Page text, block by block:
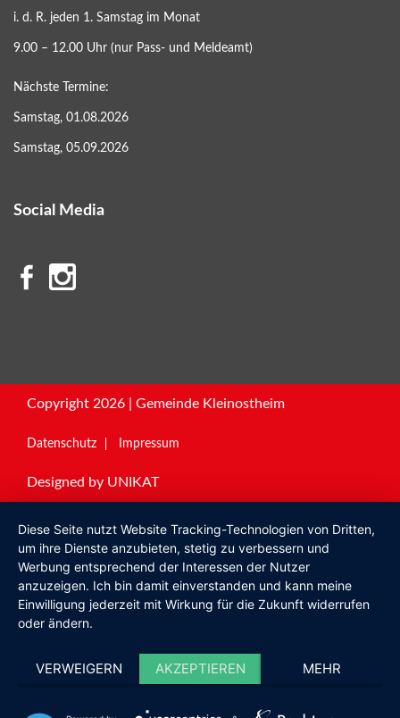
i. d. R. jeden 1. Samstag im Monat
9.00 – 12.00 Uhr (nur Pass- und Meldeamt)
Nächste Termine:
Samstag, 01.08.2026
Samstag, 05.09.2026
Social Media
Copyright 2026 | Gemeinde Kleinostheim
Datenschutz Impressum
Designed by UNIKAT
Diese Seite nutzt Website Tracking-Technologien von Dritten,
um ihre Dienste anzubieten, stetig zu verbessern und
Werbung entsprechend der Interessen der Nutzer
anzuzeigen. Ich bin damit einverstanden und kann meine
Einwilligung jederzeit mit Wirkung für die Zukunft widerrufen
oder ändern.
VERWEIGERN AKZEPTIEREN MEHR